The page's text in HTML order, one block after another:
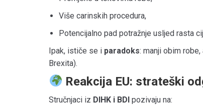
Više carinskih procedura,
Potencijalno pad potražnje usljed rasta
Ipak, ističe se i paradoks: manji obim
Brexita).
Reakcija EU: strateški
Stručnjaci iz DIHK i BDI pozivaju na: